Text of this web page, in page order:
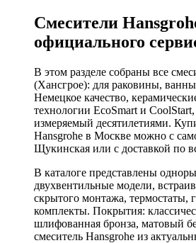
Смесители
официального
В этом разделе собраны все
(Хансгрое): для раковины,
Немецкое качество,
технологии EcoSmart и
измеряемый десятилетиями.
Hansgrohe в Москве можно с
Щукинская или с доставкой по
В каталоге представлены
двухвентильные модели,
скрытого монтажа, термостаты,
комплекты. Покрытия:
шлифованная бронза, матовый
смеситель Hansgrohe из